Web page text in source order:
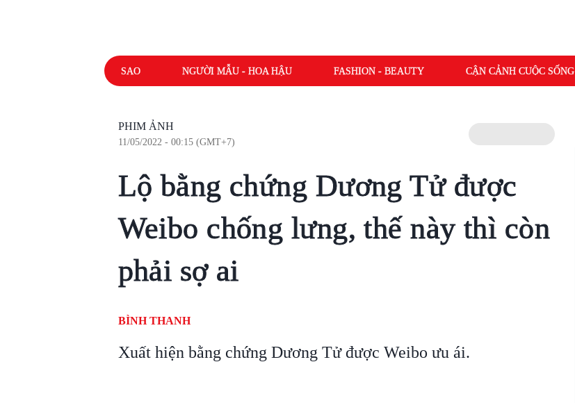
SAO NGƯỜI MẪU - HOA HẬU FASHION - BEAUTY CẬN CẢNH CUỘC SỐNG
PHIM ẢNH
11/05/2022 - 00:15 (GMT+7)
Lộ bằng chứng Dương Tử được
Weibo chống lưng, thế này thì còn
phải sợ ai
BÌNH THANH
Xuất hiện bằng chứng Dương Tử được Weibo ưu ái.